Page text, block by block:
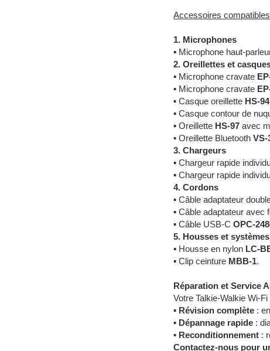
Accessoires
1. Microphones
▪ Microphone haut-
2. Oreillettes et
▪ Microphone cravate
▪ Microphone cravate
▪ Casque oreillette HS-94
▪ Casque contour de
▪ Oreillette HS-97 avec
▪ Oreillette Bluetooth VS-
3. Chargeurs
▪ Chargeur rapide
▪ Chargeur rapide
4. Cordons
▪ Câble adaptateur
▪ Câble adaptateur avec
▪ Câble USB-C OPC-
5. Housses et
▪ Housse en nylon LC-
▪ Clip ceinture MBB-1.
Réparation et Service
Votre Talkie-Walkie Wi-Fi
▪ Révision complète :
▪ Dépannage rapide :
▪ Reconditionnement :
Contactez-nous pour